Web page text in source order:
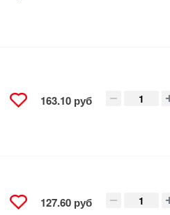
163.10 руб
127.60 руб